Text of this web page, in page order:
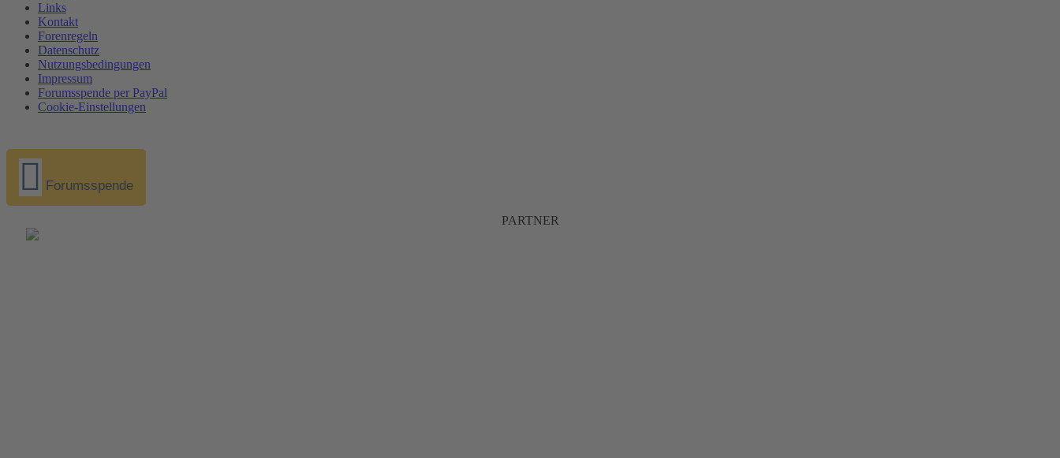
Links
Kontakt
Forenregeln
Datenschutz
Nutzungsbedingungen
Impressum
Forumsspende per PayPal
Cookie-Einstellungen
Forumsspende
PARTNER